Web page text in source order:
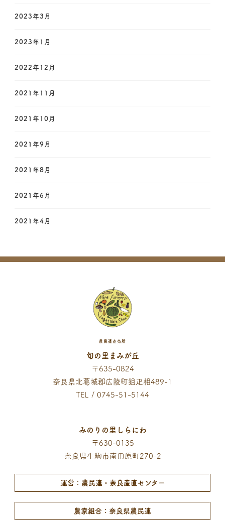
2023年3月
2023年1月
2022年12月
2021年11月
2021年10月
2021年9月
2021年8月
2021年6月
2021年4月
農民連直売所
旬の里まみが丘
〒635-0824
奈良県北葛城郡広陵町狙疋相489-1
TEL / 0745-51-5144
みのりの里しらにわ
〒630-0135
奈良県生駒市南田原町270-2
運営：農民連・奈良産直センター
農家組合：奈良県農民連